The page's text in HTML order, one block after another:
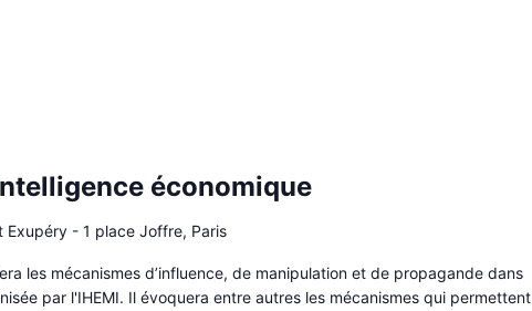
économique
Exupéry - 1 place Joffre, Paris
les mécanismes d’influence, de manipulation et de propagande dans
par l'IHEMI. Il évoquera entre autres les mécanismes qui permettent